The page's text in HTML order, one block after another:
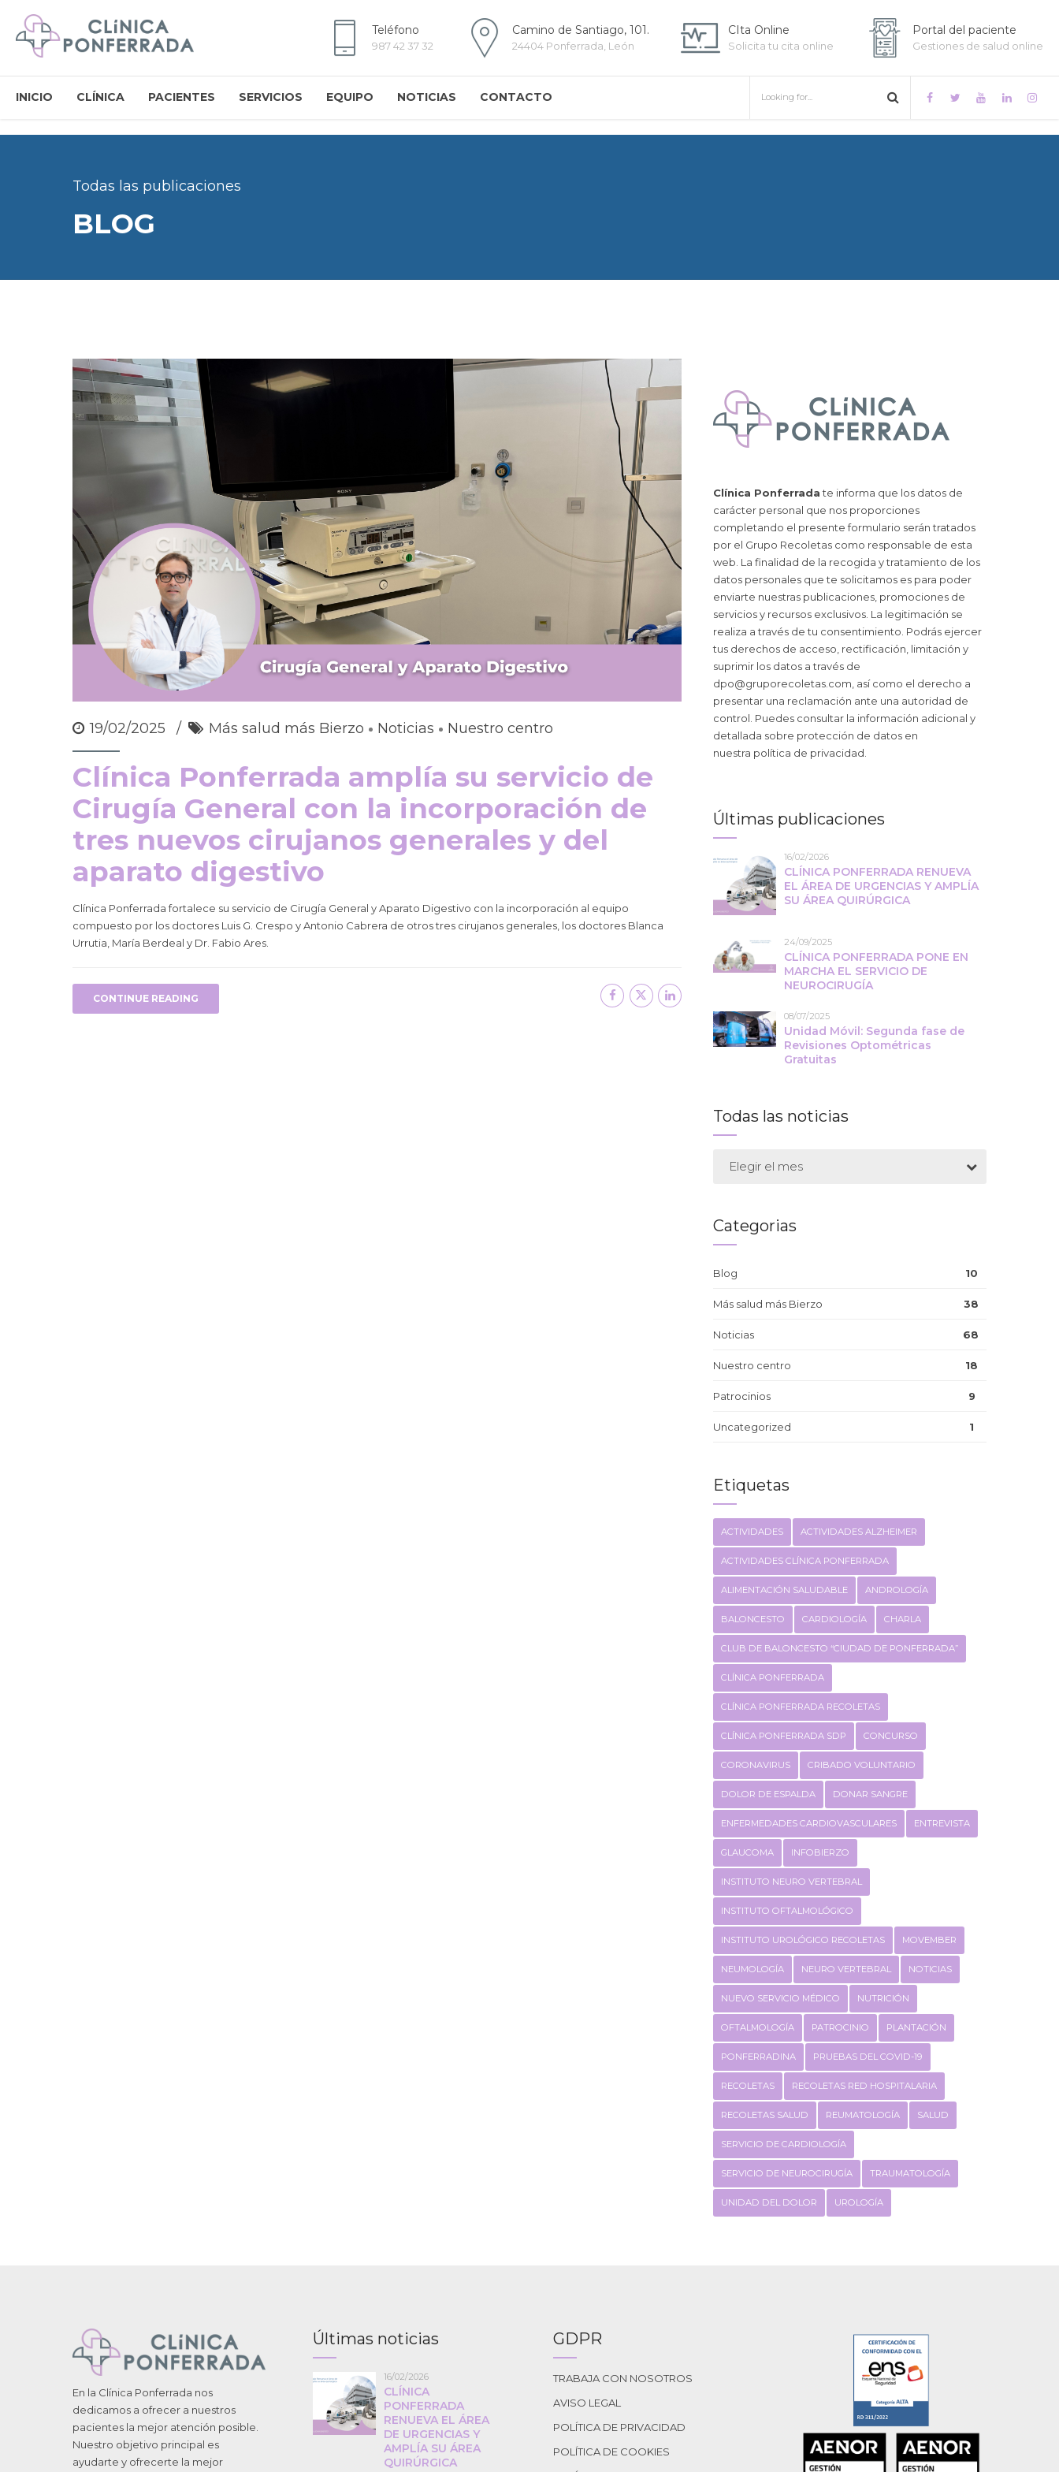
Teléfono
987 42 37 32
Camino de Santiago, 101.
24404 Ponferrada, León
CIta Online
Solicita tu cita online
Portal del paciente
Gestiones de salud online
INICIO CLÍNICA PACIENTES SERVICIOS EQUIPO NOTICIAS CONTACTO
Todas las publicaciones
BLOG
19/02/2025 Más salud más Bierzo Noticias Nuestro centro
Clínica Ponferrada amplía su servicio de
Cirugía General con la incorporación de
tres nuevos cirujanos generales y del
aparato digestivo
Clínica Ponferrada fortalece su servicio de Cirugía General y Aparato Digestivo con la incorporación al equipo
compuesto por los doctores Luis G. Crespo y Antonio Cabrera de otros tres cirujanos generales, los doctores Blanca
Urrutia, María Berdeal y Dr. Fabio Ares.
CONTINUE READING
Clínica Ponferradate informa que los datos de
carácter personal que nos proporciones
completando el presente formulario serán tratados
por el Grupo Recoletas como responsable de esta
web. La finalidad de la recogida y tratamiento de los
datos personales que te solicitamos es para poder
enviarte nuestras publicaciones, promociones de
servicios y recursos exclusivos. La legitimación se
realiza a través de tu consentimiento. Podrás ejercer
tus derechos de acceso, rectificación, limitación y
suprimir los datos a través de
dpo@gruporecoletas.com , así como el derecho a
presentar una reclamación ante una autoridad de
control. Puedes consultar la información adicional y
detallada sobre protección de datos en
nuestra política de privacidad
Últimas publicaciones
16/02/2026
CLÍNICA PONFERRADA RENUEVA
EL ÁREA DE URGENCIAS Y AMPLÍA
SU ÁREA QUIRÚRGICA
24/09/2025
CLÍNICA PONFERRADA PONE EN
MARCHA EL SERVICIO DE
NEUROCIRUGÍA
08/07/2025
Unidad Móvil: Segunda fase de
Revisiones Optométricas
Gratuitas
Todas las noticias
Elegir el mes
Categorias
Blog 10
Más salud más Bierzo 38
Noticias 68
Nuestro centro 18
Patrocinios 9
Uncategorized 1
Etiquetas
ACTIVIDADES ACTIVIDADES ALZHEIMER
ACTIVIDADES CLÍNICA PONFERRADA
ALIMENTACIÓN SALUDABLE ANDROLOGÍA
BALONCESTO CARDIOLOGÍA CHARLA
CLUB DE BALONCESTO “CIUDAD DE PONFERRADA”
CLÍNICA PONFERRADA
CLÍNICA PONFERRADA RECOLETAS
CLÍNICA PONFERRADA SDP CONCURSO
CORONAVIRUS CRIBADO VOLUNTARIO
DOLOR DE ESPALDA DONAR SANGRE
ENFERMEDADES CARDIOVASCULARES ENTREVISTA
GLAUCOMA INFOBIERZO
INSTITUTO NEURO VERTEBRAL
INSTITUTO OFTALMOLÓGICO
INSTITUTO UROLÓGICO RECOLETAS MOVEMBER
NEUMOLOGÍA NEURO VERTEBRAL NOTICIAS
NUEVO SERVICIO MÉDICO NUTRICIÓN
OFTALMOLOGÍA PATROCINIO PLANTACIÓN
PONFERRADINA PRUEBAS DEL COVID-19
RECOLETAS RECOLETAS RED HOSPITALARIA
RECOLETAS SALUD REUMATOLOGÍA SALUD
SERVICIO DE CARDIOLOGÍA
SERVICIO DE NEUROCIRUGÍA TRAUMATOLOGÍA
UNIDAD DEL DOLOR UROLOGÍA
En la Clínica Ponferrada nos
dedicamos a ofrecer a nuestros
pacientes la mejor atención posible.
Nuestro objetivo principal es
ayudarte y ofrecerte la mejor
Últimas noticias
16/02/2026
CLÍNICA
PONFERRADA
RENUEVA EL ÁREA
DE URGENCIAS Y
AMPLÍA SU ÁREA
QUIRÚRGICA
GDPR
TRABAJA CON NOSOTROS
AVISO LEGAL
POLÍTICA DE PRIVACIDAD
POLÍTICA DE COOKIES